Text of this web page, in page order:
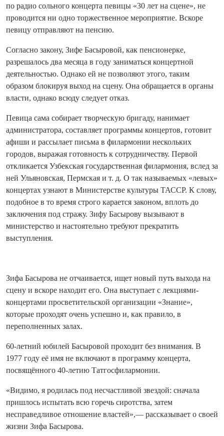
по радио сольного концерта певицы «30 лет на сцене», не
проводится ни одно торжественное мероприятие. Вскоре
певицу отправляют на пенсию.
Согласно закону, Зифе Басыровой, как пенсионерке,
разрешалось два месяца в году заниматься концертной
деятельностью. Однако ей не позволяют этого, таким
образом блокируя выход на сцену. Она обращается в органы
власти, однако всюду следует отказ.
Певица сама собирает творческую бригаду, нанимает
администратора, составляет программы концертов, готовит
афиши и рассылает письма в филармонии нескольких
городов, выражая готовность к сотрудничеству. Первой
откликается Узбекская государственная филармония, вслед за
ней Ульяновская, Пермская и т. д. О так называемых «левых»
концертах узнают в Министерстве культуры ТАССР. К слову,
подобное в то время строго карается законом, вплоть до
заключения под стражу. Зифу Басырову вызывают в
министерство и настоятельно требуют прекратить
выступления.
Зифа Басырова не отчаивается, ищет новый путь выхода на
сцену и вскоре находит его. Она выступает с лекциями-
концертами просветительской организации «Знание»,
которые проходят очень успешно и, как правило, в
переполненных залах.
60-летний юбилей Басыровой проходит без внимания. В
1977 году её имя не включают в программу концерта,
посвящённого 40-летию Татгосфилармонии.
«Видимо, я родилась под несчастливой звездой: сначала
пришлось испытать всю горечь сиротства, затем
несправедливое отношение властей»,— рассказывает о своей
жизни Зифа Басырова.